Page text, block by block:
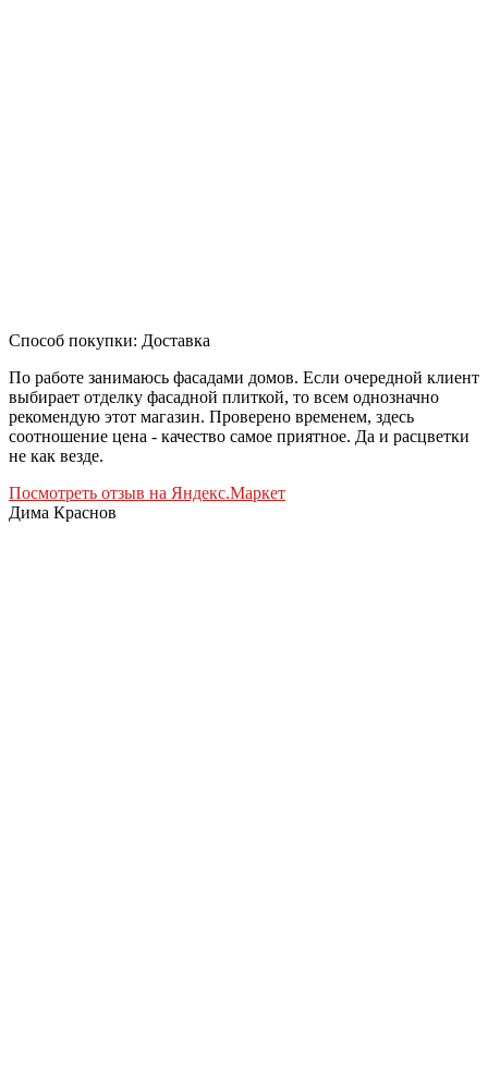
Способ покупки: Доставка
По работе занимаюсь фасадами домов. Если очередной клиент
выбирает отделку фасадной плиткой, то всем однозначно
рекомендую этот магазин. Проверено временем, здесь
соотношение цена - качество самое приятное. Да и расцветки
не как везде.
Посмотреть отзыв на Яндекс.Маркет
Дима Краснов